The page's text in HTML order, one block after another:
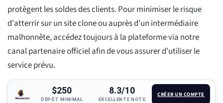
protègent les soldes des clients. Pour minimiser le risque
d'atterrir sur un site clone ou auprès d'un intermédiaire
malhonnête, accédez toujours à la plateforme via notre
canal partenaire officiel afin de vous assurer d'utiliser le
service prévu.
$250
DÉPÔT MINIMAL
8.3/10
EXCELLENTE NOTE
CRÉER UN COMPTE